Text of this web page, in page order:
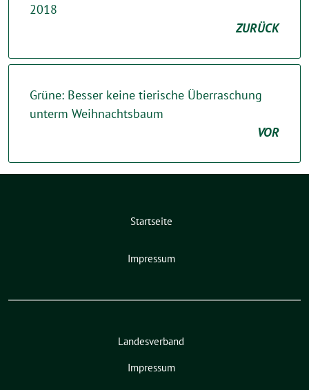
2018
ZURÜCK
Grüne: Besser keine tierische Überraschung
unterm Weihnachtsbaum
VOR
Startseite
Impressum
Landesverband
Impressum